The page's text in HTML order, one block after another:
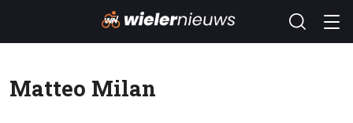
Matteo Milan